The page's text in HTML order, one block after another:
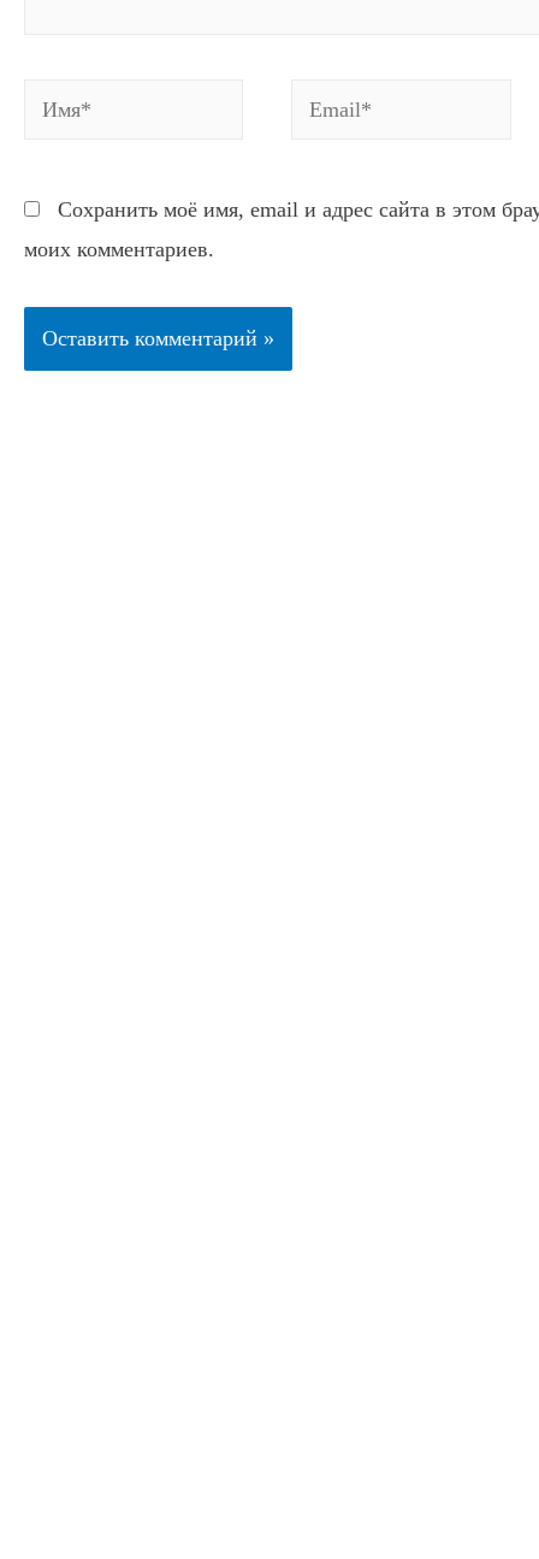
Имя* Email*
Сохранить моё имя, email и адрес сайта в этом
моих комментариев.